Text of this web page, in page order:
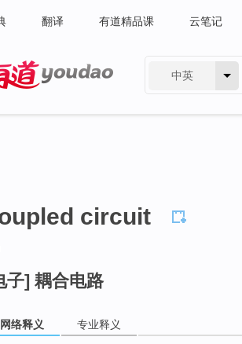
翻译 有道精品课 云笔记
中英
circuit
子] 耦合电路
网络释义 专业释义